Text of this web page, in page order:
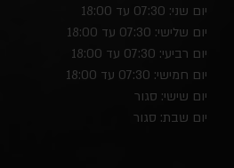
יום שני: 07:30 עד 18:00
יום שלישי: 07:30 עד 18:00
יום רביעי: 07:30 עד 18:00
יום חמישי: 07:30 עד 18:00
יום שישי: סגור
יום שבת: סגור